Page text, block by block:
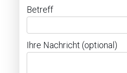
Betreff
Ihre Nachricht (optional)